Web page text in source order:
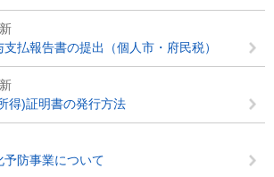
支払報告書の提出（個人市・府民税）
)証明書の発行方法
防事業について